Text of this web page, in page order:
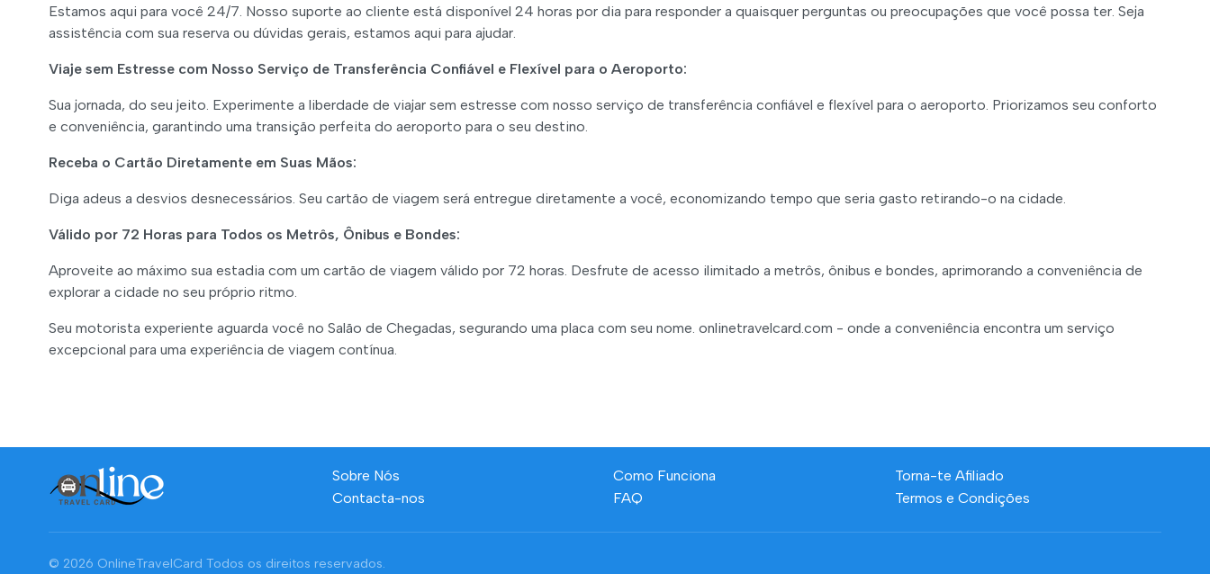
Estamos aqui para você 24/7. Nosso suporte ao cliente está disponível 24 horas por dia para responder a quaisquer perguntas ou preocupações que você possa ter. Seja
assistência com sua reserva ou dúvidas gerais, estamos aqui para ajudar.
Viaje sem Estresse com Nosso Serviço de Transferência Confiável e Flexível para o Aeroporto:
Sua jornada, do seu jeito. Experimente a liberdade de viajar sem estresse com nosso serviço de transferência confiável e flexível para o aeroporto. Priorizamos seu conforto
e conveniência, garantindo uma transição perfeita do aeroporto para o seu destino.
Receba o Cartão Diretamente em Suas Mãos:
Diga adeus a desvios desnecessários. Seu cartão de viagem será entregue diretamente a você, economizando tempo que seria gasto retirando-o na cidade.
Válido por 72 Horas para Todos os Metrôs, Ônibus e Bondes:
Aproveite ao máximo sua estadia com um cartão de viagem válido por 72 horas. Desfrute de acesso ilimitado a metrôs, ônibus e bondes, aprimorando a conveniência de
explorar a cidade no seu próprio ritmo.
Seu motorista experiente aguarda você no Salão de Chegadas, segurando uma placa com seu nome. onlinetravelcard.com - onde a conveniência encontra um serviço
excepcional para uma experiência de viagem contínua.
Sobre Nós
Contacta-nos
Como Funciona
FAQ
Torna-te Afiliado
Termos e Condições
© 2026 OnlineTravelCard Todos os direitos reservados.